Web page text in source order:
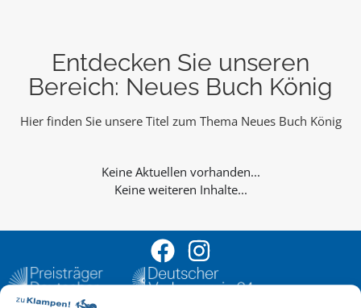
Entdecken Sie unseren
Bereich: Neues Buch König
Hier finden Sie unsere Titel zum Thema Neues Buch König
Keine weiteren Inhalte...